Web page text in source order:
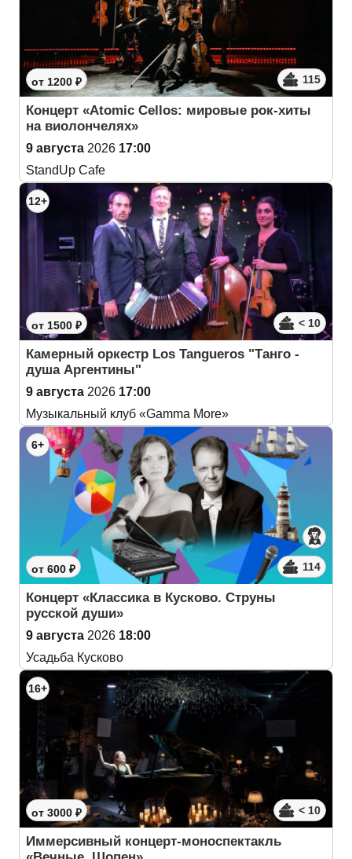
от 1200 ₽ 115
Концерт «Atomic Cellos: мировые рок-хиты
на виолончелях»
9 августа 2026 17:00
StandUp Cafe
12+
от 1500 ₽ < 10
Камерный оркестр Los Tangueros "Танго -
душа Аргентины"
9 августа 2026 17:00
Музыкальный клуб «Gamma More»
6+
от 600 ₽ 114
Концерт «Классика в Кусково. Струны
русской души»
9 августа 2026 18:00
Усадьба Кусково
16+
от 3000 ₽ < 10
Иммерсивный концерт-моноспектакль